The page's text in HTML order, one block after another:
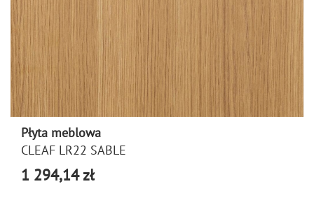
Płyta meblowa
CLEAF LR22 SABLE
1 294,14 zł